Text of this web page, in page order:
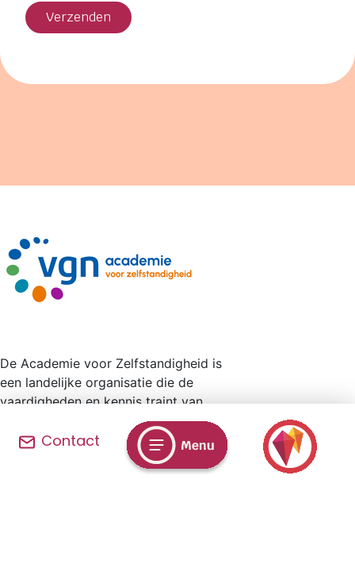
De Academie voor Zelfstandigheid is
een landelijke organisatie die de
vaardigheden en kennis traint van
mensen, van 18 jaar en ouder, voor wie
leren niet vanzelfsprekend is. Bij ons
Contact